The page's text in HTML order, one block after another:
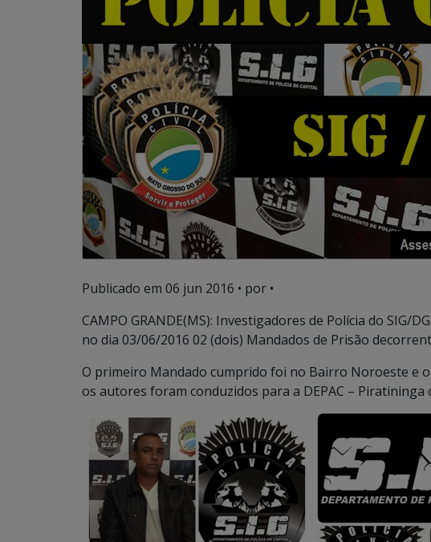
Publicado em 06 jun 2016 • por •
CAMPO GRANDE(MS): Investigadores de Polícia do SIG/
no dia 03/06/2016 02 (dois) Mandados de Prisão
O primeiro Mandado cumprido foi no Bairro Noroeste e
os autores foram conduzidos para a DEPAC – Piratininga